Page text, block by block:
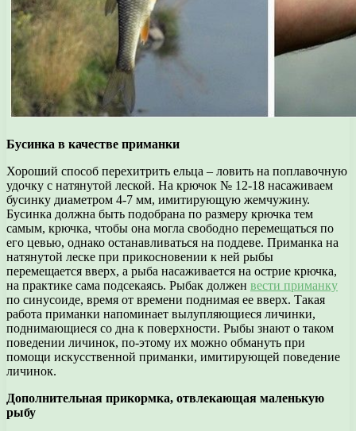
Бусинка в качестве приманки
Хороший способ перехитрить ельца – ловить на поплавочную
удочку с натянутой леской. На крючок № 12-18 насаживаем
бусинку диаметром 4-7 мм, имитирующую жемчужину.
Бусинка должна быть подобрана по размеру крючка тем
самым, крючка, чтобы она могла свободно перемещаться по
его цевью, однако останавливаться на поддеве. Приманка на
натянутой леске при прикосновении к ней рыбы
перемещается вверх, а рыба насаживается на острие крючка,
на практике сама подсекаясь. Рыбак должен вести приманку
по синусоиде, время от времени поднимая ее вверх. Такая
работа приманки напоминает вылупляющиеся личинки,
поднимающиеся со дна к поверхности. Рыбы знают о таком
поведении личинок, по-этому их можно обмануть при
помощи искусственной приманки, имитирующей поведение
личинок.
Дополнительная прикормка, отвлекающая маленькую
рыбу